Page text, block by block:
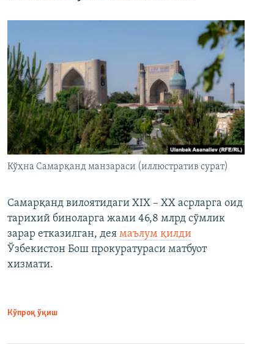
Кўҳна Самарқанд манзараси (иллюстратив сурат)
Самарқанд вилоятидаги XIX – XX асрларга оид
тарихий биноларга жами 46,8 млрд сўмлик
зарар етказилган, дея маълум қилди
Ўзбекистон Бош прокуратураси матбуот
хизмати.
Кўпроқ ўқиш